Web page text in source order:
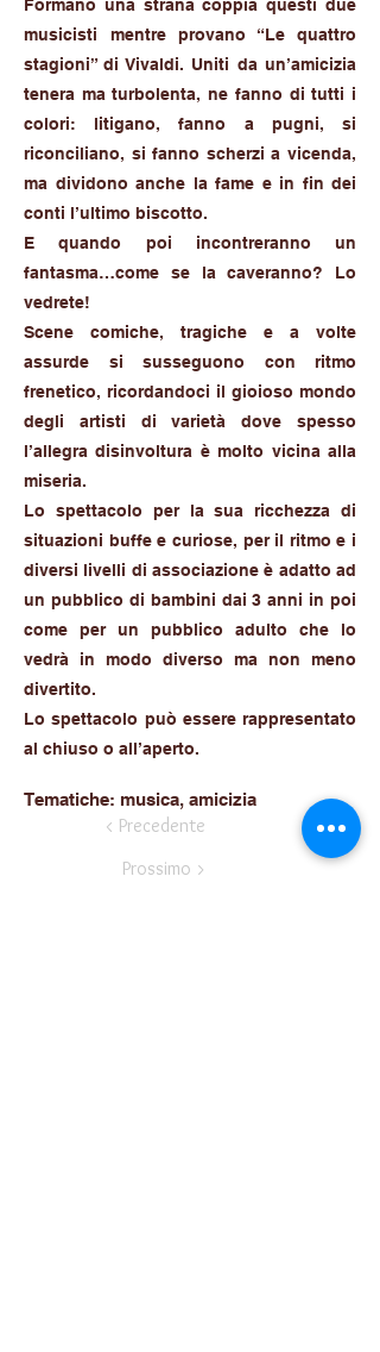
Formano una strana coppia questi due
musicisti mentre provano “Le quattro
stagioni” di Vivaldi. Uniti da un’amicizia
tenera ma turbolenta, ne fanno di tutti i
colori: litigano, fanno a pugni, si
riconciliano, si fanno scherzi a vicenda,
ma dividono anche la fame e in fin dei
conti l’ultimo biscotto.
E quando poi incontreranno un
fantasma…come se la caveranno? Lo
vedrete!
Scene comiche, tragiche e a volte
assurde si susseguono con ritmo
frenetico, ricordandoci il gioioso mondo
degli artisti di varietà dove spesso
l’allegra disinvoltura è molto vicina alla
miseria.
Lo spettacolo per la sua ricchezza di
situazioni buffe e curiose, per il ritmo e i
diversi livelli di associazione è adatto ad
un pubblico di bambini dai 3 anni in poi
come per un pubblico adulto che lo
vedrà in modo diverso ma non meno
divertito.
Lo spettacolo può essere rappresentato
al chiuso o all’aperto.
Tematiche: musica, amicizia
< Precedente
Prossimo >